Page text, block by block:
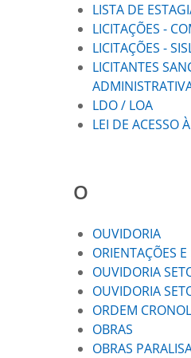
LISTA DE
LICITAÇÕES -
LICITAÇÕES -
LICITANTES
LDO / LOA
LEI DE ACESSO
O
OUVIDORIA
ORIENTAÇÕES
OUVIDORIA
OUVIDORIA
ORDEM
OBRAS
OBRAS